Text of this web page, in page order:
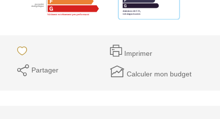
Imprimer
Partager Calculer mon budget